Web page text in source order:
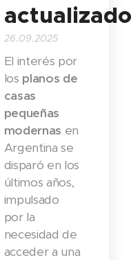
26.09.2025
El interés por
los planos de
casas
pequeñas
modernas en
Argentina se
disparó en los
últimos años,
impulsado
por la
necesidad de
acceder a una